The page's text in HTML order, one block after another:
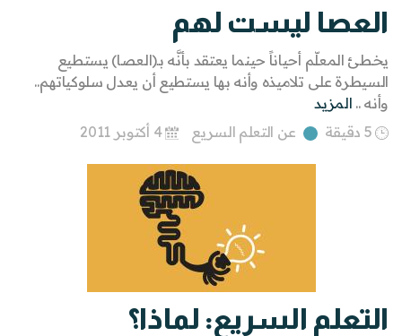
العصا ليست لهم
يخطئ المعلّم أحياناً حينما يعتقد بأنَّه بـ(العصا) يستطيع
السيطرة على تلاميذه وأنه بها يستطيع أن يعدل سلوكياتهم..
وأنه .. المزيد
5 دقيقة
عن التعلم السريع 4 أكتوبر 2011
التعلم السريع: لماذا؟